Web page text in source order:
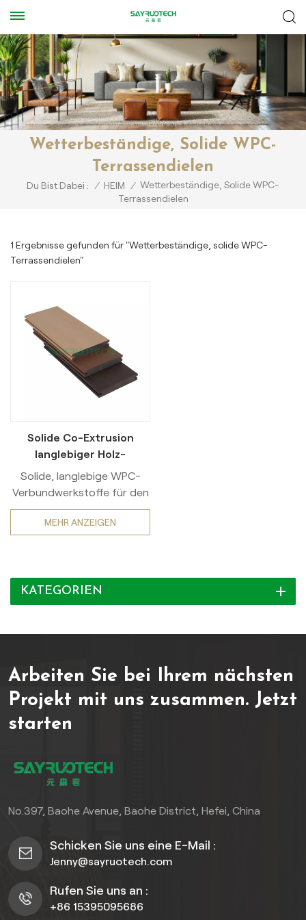
Wetterbeständige, Solide WPC-
Terrassendielen
Du Bist Dabei : / HEIM / Wetterbeständige, Solide WPC-
Terrassendielen
1 Ergebnisse gefunden für "Wetterbeständige, solide WPC-
Terrassendielen"
Solide Co-Extrusion
langlebiger Holz-
Kunststoff-
Verbundwerkstoff für
Solide, langlebige WPC-
Verbundwerkstoffe für den
Außenbereich sind
fortschrittliche, durch
nahtlosen Polymer-
Schutzschicht kombinieren
sorgen. Das
Coextrusionsverfahren
verbessert die
Grenzflächenhaftung
Wasserbeständigkeit und
Haltbarkeit. Entwickelt für
raue Außenbedingungen,
Beständigkeit gegen UV-
Strahlung, Feuchtigkeit,
extreme Temperaturen und
Kriechverformung.
MEHR ANZEIGEN
KATEGORIEN
Arbeiten Sie bei Ihrem nächsten
Projekt mit uns zusammen. Jetzt
starten
No.397, Baohe Avenue, Baohe District, Hefei, China
Schicken Sie uns eine E-Mail :
Jenny@sayruotech.com
Rufen Sie uns an :
+86 15395095686